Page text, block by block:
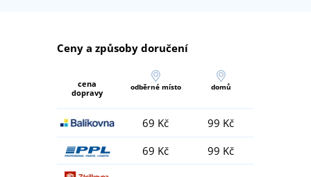
Ceny a způsoby doručení
cena
dopravy
odběrné místo domů
69 Kč
99 Kč
69 Kč
99 Kč